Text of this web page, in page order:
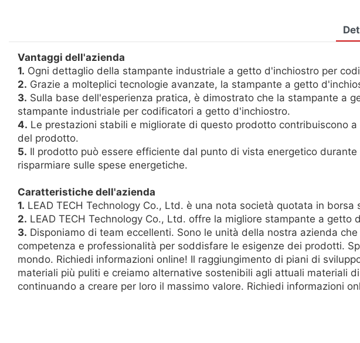
Vantaggi dell'azienda
1. Ogni dettaglio della stampante industriale a getto d'inchiostro per
2. Grazie a molteplici tecnologie avanzate, la stampante a getto
3. Sulla base dell'esperienza pratica, è dimostrato che la stampante a
stampante industriale per codificatori a getto d'inchiostro.
4. Le prestazioni stabili e migliorate di questo prodotto contribuiscono
del prodotto.
5. Il prodotto può essere efficiente dal punto di vista energetico
risparmiare sulle spese energetiche.
Caratteristiche dell'azienda
1. LEAD TECH Technology Co., Ltd. è una nota società quotata in
2. LEAD TECH Technology Co., Ltd. offre la migliore stampante a
3. Disponiamo di team eccellenti. Sono le unità della nostra azienda
competenza e professionalità per soddisfare le esigenze dei prodotti.
mondo. Richiedi informazioni online! Il raggiungimento di piani di
materiali più puliti e creiamo alternative sostenibili agli attuali materiali
continuando a creare per loro il massimo valore. Richiedi informazioni